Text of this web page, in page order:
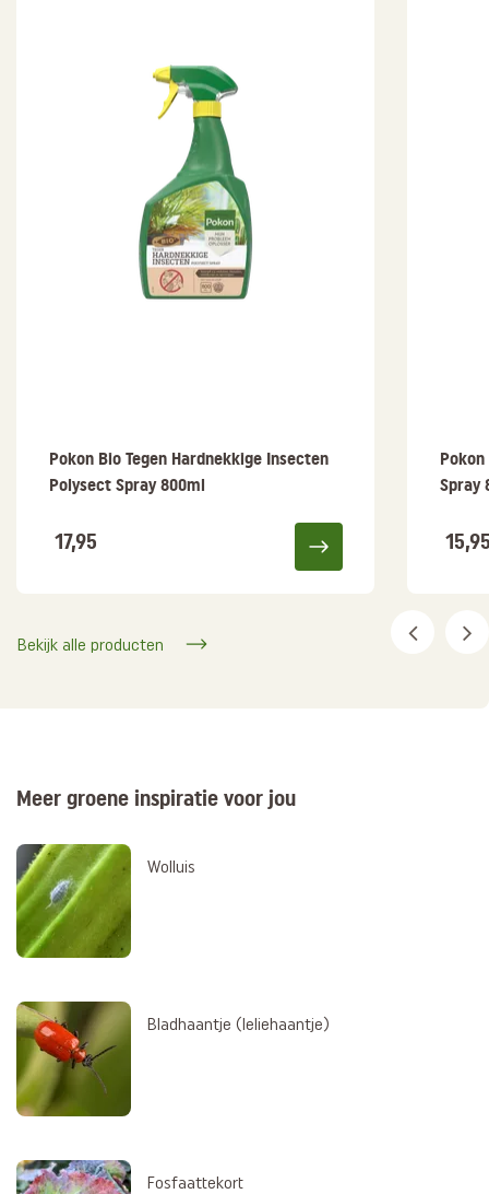
Pokon Bio Tegen Hardnekkige Insecten
Polysect Spray 800ml
17,95
Pokon
Spray
Bekijk alle producten
Meer groene inspiratie voor jou
Wolluis
Bladhaantje (leliehaantje)
Fosfaattekort